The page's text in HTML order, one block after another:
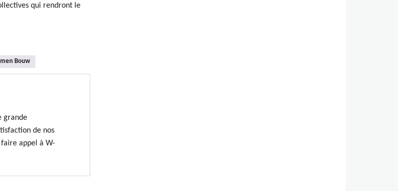
qui rendront le
Bouw
grande
de nos
faire appel à W-